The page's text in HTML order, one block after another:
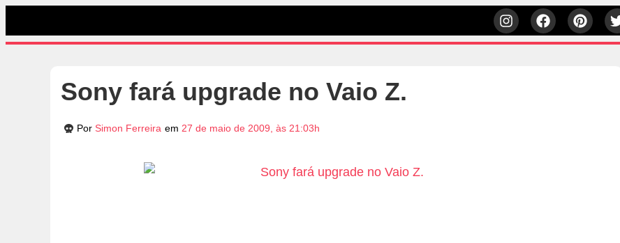
Sony fará upgrade no Vaio Z.
Por Simon Ferreira em 27 de maio de 2009, às 21:03h